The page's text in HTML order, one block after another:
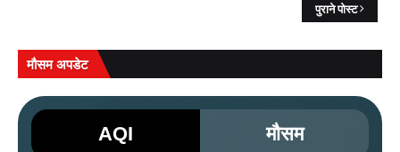
पुराने पोस्ट
मौसम अपडेट
AQI मौसम